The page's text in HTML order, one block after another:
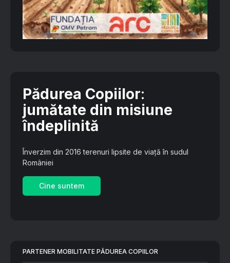
Pădurea Copiilor:
jumătate din misiune
îndeplinită
Înverzim din 2016 terenuri lipsite de viață în sudul
României
Cine suntem
PARTENER MOBILITATE PĂDUREA COPIILOR